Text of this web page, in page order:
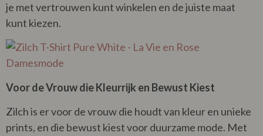
je met vertrouwen kunt winkelen en de juiste maat
kunt kiezen.
Voor de Vrouw die Kleurrijk en Bewust Kiest
Zilch is er voor de vrouw die houdt van kleur en unieke
prints, en die bewust kiest voor duurzame mode. Met